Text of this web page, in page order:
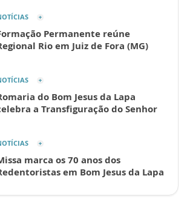
Permanente reúne
Rio em Juiz de Fora (MG)
do Bom Jesus da Lapa
a Transfiguração do Senhor
marca os 70 anos dos
em Bom Jesus da Lapa